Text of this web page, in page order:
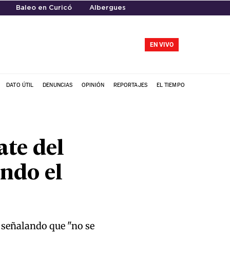
Baleo en Curicó Albergues
EN VIVO
DATO ÚTIL DENUNCIAS OPINIÓN REPORTAJES EL TIEMPO
del
el
que "no se